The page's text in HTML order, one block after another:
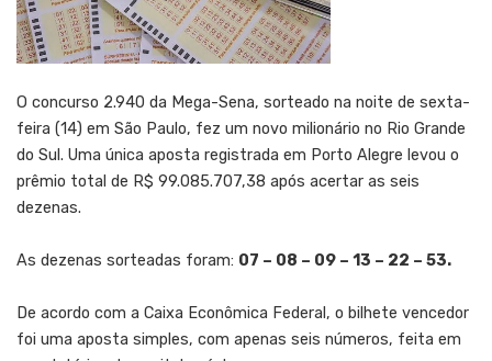
O concurso 2.940 da Mega-Sena, sorteado na noite de sexta-
feira (14) em São Paulo, fez um novo milionário no Rio Grande
do Sul. Uma única aposta registrada em Porto Alegre levou o
prêmio total de R$ 99.085.707,38 após acertar as seis
dezenas.
As dezenas sorteadas foram: 07 – 08 – 09 – 13 – 22 – 53.
De acordo com a Caixa Econômica Federal, o bilhete vencedor
foi uma aposta simples, com apenas seis números, feita em